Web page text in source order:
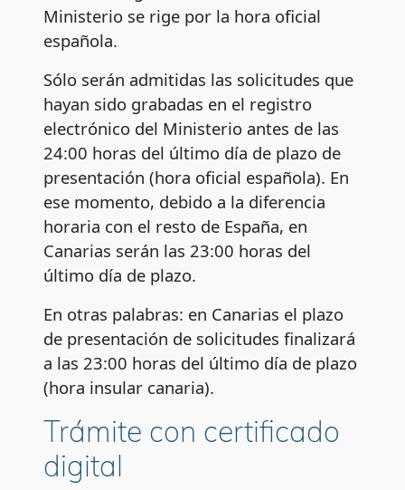
Ministerio se rige por la hora oficial
española.
Sólo serán admitidas las solicitudes que
hayan sido grabadas en el registro
electrónico del Ministerio antes de las
24:00 horas del último día de plazo de
presentación (hora oficial española). En
ese momento, debido a la diferencia
horaria con el resto de España, en
Canarias serán las 23:00 horas del
último día de plazo.
En otras palabras: en Canarias el plazo
de presentación de solicitudes finalizará
a las 23:00 horas del último día de plazo
(hora insular canaria).
Trámite con certificado
digital